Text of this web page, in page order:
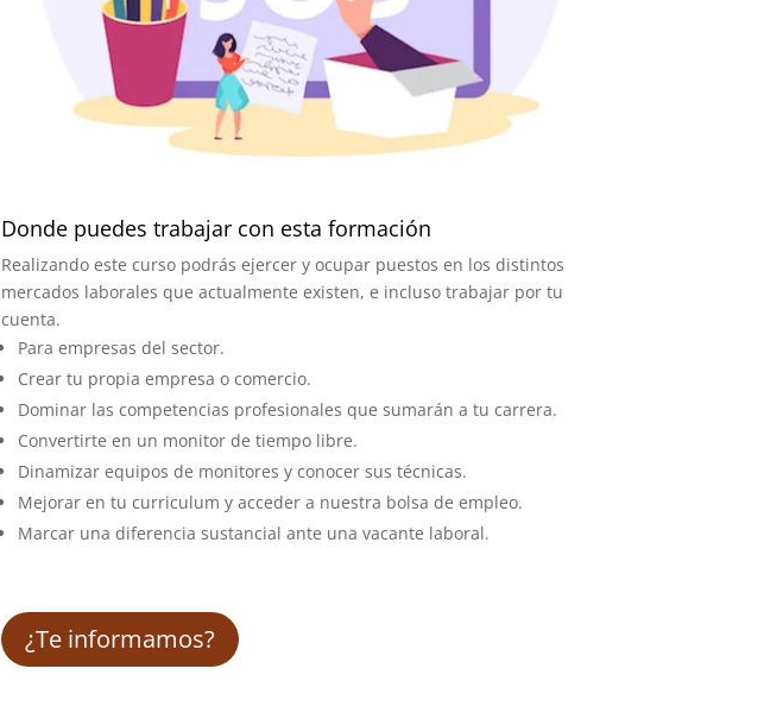
Donde puedes trabajar con esta formación
Realizando este curso podrás ejercer y ocupar puestos en los distintos
mercados laborales que actualmente existen, e incluso trabajar por tu
cuenta.
Para empresas del sector.
Crear tu propia empresa o comercio.
Dominar las competencias profesionales que sumarán a tu carrera.
Convertirte en un monitor de tiempo libre.
Dinamizar equipos de monitores y conocer sus técnicas.
Mejorar en tu curriculum y acceder a nuestra bolsa de empleo.
Marcar una diferencia sustancial ante una vacante laboral.
¿Te informamos?